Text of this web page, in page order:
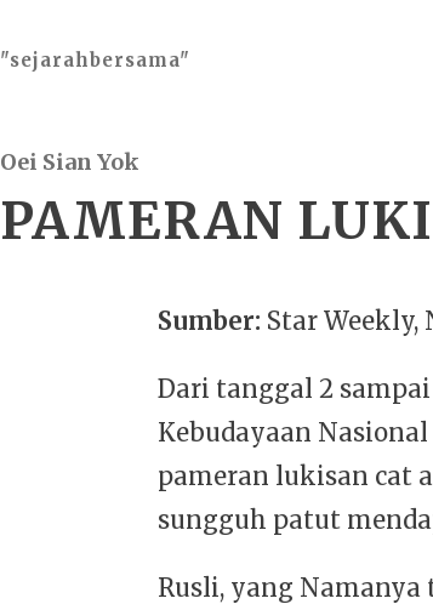
"sejarahbersama"
Oei Sian Yok
PAMERAN
Sumber: Star Weekly,
Dari tanggal 2
Kebudayaan
pameran lukisan cat
sungguh patut
Rusli, yang